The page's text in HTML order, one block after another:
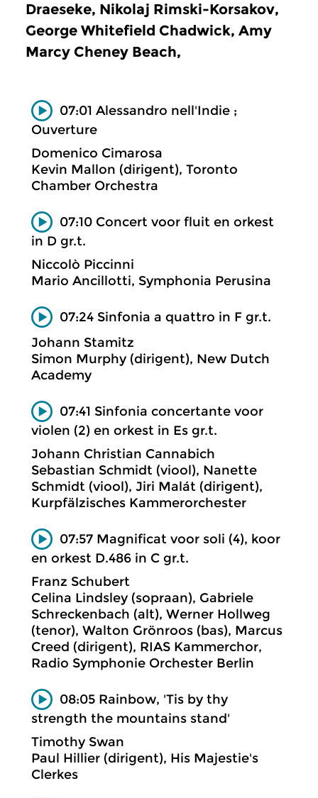
Draeseke, Nikolaj Rimski-Korsakov,
George Whitefield Chadwick, Amy
Marcy Cheney Beach,
07:01 Alessandro nell'Indie ;
Ouverture
Domenico Cimarosa
Kevin Mallon (dirigent), Toronto
Chamber Orchestra
07:10 Concert voor fluit en orkest
in D gr.t.
Niccolò Piccinni
Mario Ancillotti, Symphonia Perusina
07:24 Sinfonia a quattro in F gr.t.
Johann Stamitz
Simon Murphy (dirigent), New Dutch
Academy
07:41 Sinfonia concertante voor
violen (2) en orkest in Es gr.t.
Johann Christian Cannabich
Sebastian Schmidt (viool), Nanette
Schmidt (viool), Jiri Malát (dirigent),
Kurpfälzisches Kammerorchester
07:57 Magnificat voor soli (4), koor
en orkest D.486 in C gr.t.
Franz Schubert
Celina Lindsley (sopraan), Gabriele
Schreckenbach (alt), Werner Hollweg
(tenor), Walton Grönroos (bas), Marcus
Creed (dirigent), RIAS Kammerchor,
Radio Symphonie Orchester Berlin
08:05 Rainbow, 'Tis by thy
strength the mountains stand'
Timothy Swan
Paul Hillier (dirigent), His Majestie's
Clerkes